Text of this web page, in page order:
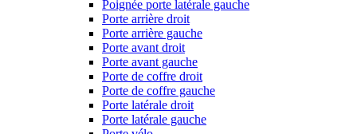
Poignée porte latérale gauche
Porte arrière droit
Porte arrière gauche
Porte avant droit
Porte avant gauche
Porte de coffre droit
Porte de coffre gauche
Porte latérale droit
Porte latérale gauche